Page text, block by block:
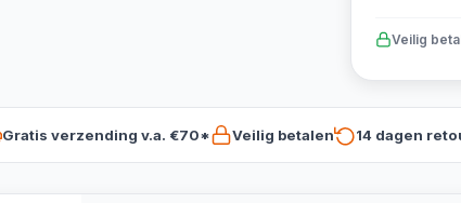
Veilig
Gratis verzending v.a. €70* Veilig betalen 14 dagen